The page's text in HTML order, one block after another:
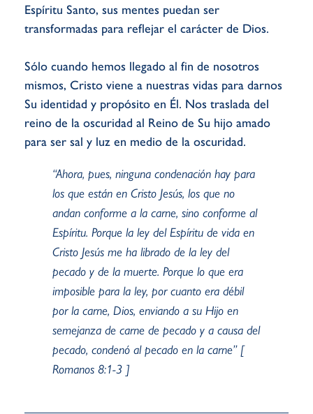
Espíritu Santo, sus mentes puedan ser
transformadas para reflejar el carácter de Dios.
Sólo cuando hemos llegado al fin de nosotros
mismos, Cristo viene a nuestras vidas para darnos
Su identidad y propósito en Él. Nos traslada del
reino de la oscuridad al Reino de Su hijo amado
para ser sal y luz en medio de la oscuridad.
“Ahora, pues, ninguna condenación hay para
los que están en Cristo Jesús, los que no
andan conforme a la carne, sino conforme al
Espíritu. Porque la ley del Espíritu de vida en
Cristo Jesús me ha librado de la ley del
pecado y de la muerte. Porque lo que era
imposible para la ley, por cuanto era débil
por la carne, Dios, enviando a su Hijo en
semejanza de carne de pecado y a causa del
pecado, condenó al pecado en la carne” [
Romanos 8:1-3 ]